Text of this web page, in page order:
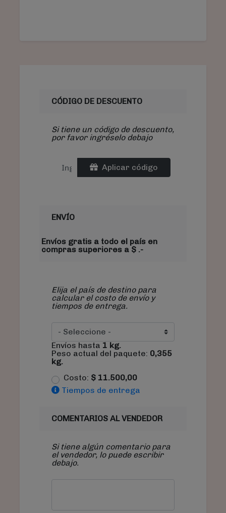
CÓDIGO DE DESCUENTO
Si tiene un código de descuento,
por favor ingréselo debajo
Aplicar código
ENVÍO
Envíos gratis a todo el país en
compras superiores a $ .-
Elija el país de destino para
calcular el costo de envío y
tiempos de entrega.
Envíos hasta 1 kg.
Peso actual del paquete: 0,355
kg.
Costo: $ 11.500,00
Tiempos de entrega
COMENTARIOS AL VENDEDOR
Si tiene algún comentario para
el vendedor, lo puede escribir
debajo.